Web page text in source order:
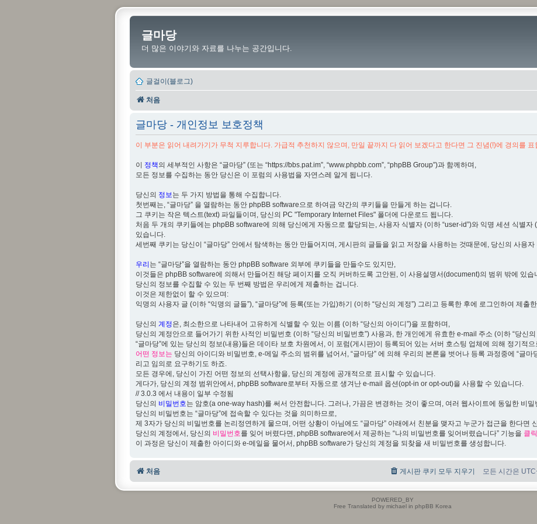
글마당
더 많은 이야기와 자료를 나누는 공간입니다.
글걸이(블로그)
처음
글마당 - 개인정보 보호정책
이 부분은 읽어 내려가기가 무척 지루합니다. 가급적 추천하지 않으며, 만일 끝까지 다 읽어 보겠다고 한다면 그 진념(!)에 경의를 표
이 정책의 세부적인 사항은 “글마당” (또는 “https://bbs.pat.im”, “www.phpbb.com”, “phpBB Group”)과 함께하며,
모든 정보를 수집하는 동안 당신은 이 포럼의 사용법을 자연스레 알게 됩니다.
당신의 정보는 두 가지 방법을 통해 수집합니다.
첫번째는, “글마당” 을 열람하는 동안 phpBB software으로 하여금 약간의 쿠키들을 만들게 하는 겁니다.
그 쿠키는 작은 텍스트(text) 파일들이며, 당신의 PC "Temporary Internet Files" 폴더에 다운로드 됩니다.
처음 두 개의 쿠키들에는 phpBB software에 의해 당신에게 자동으로 할당되는, 사용자 식별자 (이하 “user-id”)와 익명 세션 식별자
있습니다.
세번째 쿠키는 당신이 “글마당” 안에서 탐색하는 동안 만들어지며, 게시판의 글들을 읽고 저장을 사용하는 것때문에, 당신의 사용
우리는 “글마당”을 열람하는 동안 phpBB software 외부에 쿠키들을 만들수도 있지만,
이것들은 phpBB software에 의해서 만들어진 해당 페이지를 오직 커버하도록 고안된, 이 사용설명서(document)의 범위 밖에 있습
당신의 정보를 수집할 수 있는 두 번째 방법은 우리에게 제출하는 겁니다.
이것은 제한없이 할 수 있으며:
익명의 사용자 글 (이하 “익명의 글들”), “글마당”에 등록(또는 가입)하기 (이하 “당신의 계정”) 그리고 등록한 후에 로그인하여 제출
당신의 계정은, 최소한으로 나타내어 고유하게 식별할 수 있는 이름 (이하 “당신의 아이디”)을 포함하며,
당신의 계정안으로 들어가기 위한 사적인 비밀번호 (이하 “당신의 비밀번호”) 사용과, 한 개인에게 유효한 e-mail 주소 (이하 “당신
“글마당”에 있는 당신의 정보(내용)들은 데이타 보호 차원에서, 이 포럼(게시판)이 등록되어 있는 서버 호스팅 업체에 의해 정기적
어떤 정보는 당신의 아이디와 비밀번호, e-메일 주소의 범위를 넘어서, “글마당” 에 의해 우리의 본론을 벗어나 등록 과정중에 “글마
리고 임의로 요구하기도 하죠.
모든 경우에, 당신이 가진 어떤 정보의 선택사항을, 당신의 계정에 공개적으로 표시할 수 있습니다.
게다가, 당신의 계정 범위안에서, phpBB software로부터 자동으로 생겨난 e-mail 옵션(opt-in or opt-out)을 사용할 수 있습니다.
// 3.0.3 에서 내용이 일부 수정됨
당신의 비밀번호는 암호(a one-way hash)를 써서 안전합니다. 그러나, 가끔은 변경하는 것이 좋으며, 여러 웹사이트에 동일한 비
당신의 비밀번호는 “글마당”에 접속할 수 있다는 것을 의미하므로,
제 3자가 당신의 비밀번호를 논리정연하게 물으며, 어떤 상황이 아님에도 “글마당” 아래에서 친분을 맺자고 누군가 접근을 한다면
당신의 계정에서, 당신의 비밀번호를 잊어 버렸다면, phpBB software에서 제공하는 “나의 비밀번호를 잊어버렸습니다” 기능을 클릭
이 과정은 당신이 제출한 아이디와 e-메일을 물어서, phpBB software가 당신의 계정을 되찾을 새 비밀번호를 생성합니다.
처음 모든 시간은
게시판 쿠키 모두 지우기
POWERED_BY
Free Translated by michael in phpBB Korea